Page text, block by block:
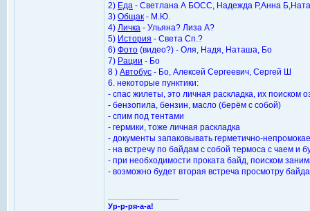
2) Еда - Светлана А БОСС, Надежда Р,Анна
3) Общак - М.Ю.
4) Личка - Ульяна? Лиза А?
5) История - Света Сп.?
6) Фото (видео?) - Оля, Надя, Наташа, Бо
7) Рации - Бо
8 ) Автобус - Бо, Алексей Сергеевич, Сергей Ш
6. некоторые пунктики:
- спас жилеты, это личная раскладка, их поиском
- бензопила, бензин, масло (берём с собой)
- спим под тентами
- гермики, тоже личная раскладка
- документы запаковывать герметично-
- на встречу по байдам с собой термоса с чаем и
- при необходимости проката байд, поиском
- возможно будет вторая встреча просмотру
Ур-р-ря-а-а!